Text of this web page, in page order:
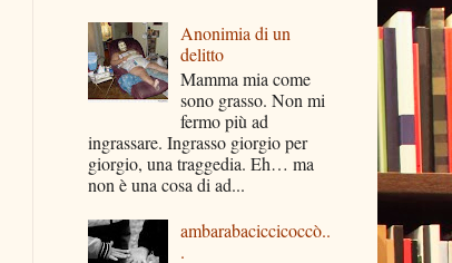
Anonimia di un
delitto
Mamma mia come
sono grasso. Non mi
fermo più ad
ingrassare. Ingrasso giorgio per
giorgio, una traggedia. Eh… ma
non è una cosa di ad...
ambarabaciccicoccò..
.